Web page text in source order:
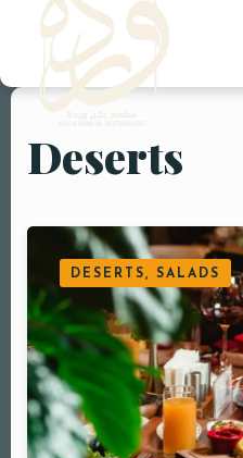
Deserts
DESERTS, SALADS